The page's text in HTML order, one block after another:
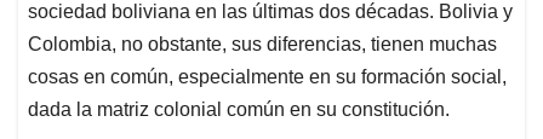
sociedad boliviana en las últimas dos décadas. Bolivia y
Colombia, no obstante, sus diferencias, tienen muchas
cosas en común, especialmente en su formación social,
dada la matriz colonial común en su constitución.